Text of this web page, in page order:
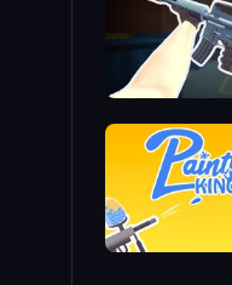
CS: Chaos Squad
Paintball King